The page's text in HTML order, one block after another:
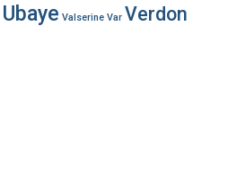
Ubaye Valserine Var Verdon